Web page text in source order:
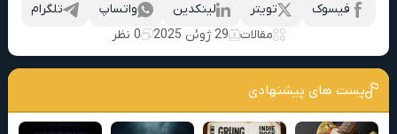
تلگرام واتساپ لینکدین تویتر
فیسوک
مقالات
29 ژوئن 2025 0 نظر
پست های پیشنهادی